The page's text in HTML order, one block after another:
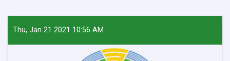
Thu, Jan 21 2021 10:56 AM